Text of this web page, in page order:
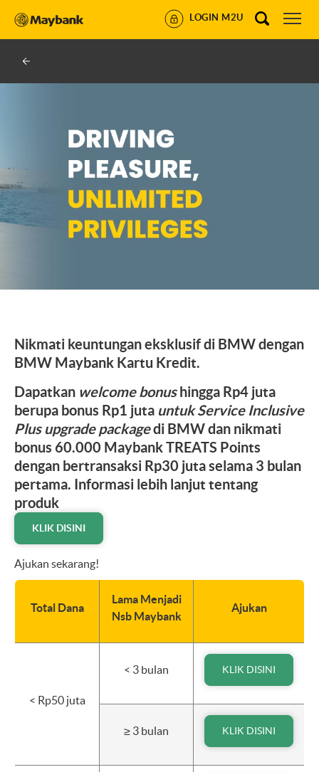
LOGIN M2U
Nikmati keuntungan eksklusif di BMW dengan
BMW Maybank Kartu Kredit.
Dapatkan welcome bonushingga Rp4 juta
berupa bonus Rp1 juta untuk Service Inclusive
Plus upgrade packagedi BMW dan nikmati
bonus 60.000 Maybank TREATS Points
dengan bertransaksi Rp30 juta selama 3 bulan
pertama. Informasi lebih lanjut tentang
produk
KLIK DISINI
Ajukan sekarang!
Total Dana
Lama Menjadi
Nsb Maybank
Ajukan
< Rp50 juta
< 3 bulan KLIK DISINI
≥ 3 bulan KLIK DISINI